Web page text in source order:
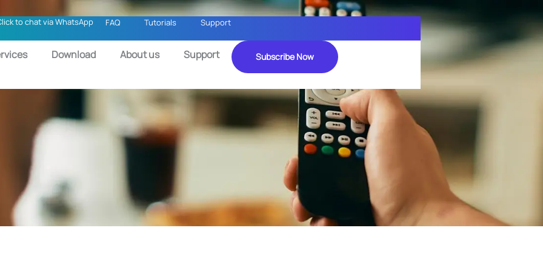
to chat via WhatsApp FAQ Tutorials Support
Download About us Support Subscribe Now